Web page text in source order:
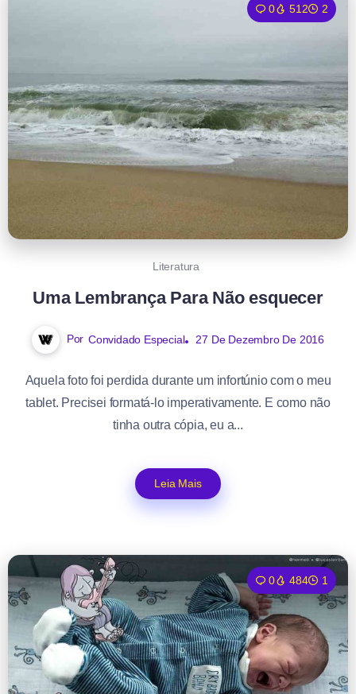
0 512 2
Literatura
Uma Lembrança Para Não esquecer
Por Convidado Especial 27 De Dezembro De 2016
Aquela foto foi perdida durante um infortúnio com o meu
tablet. Precisei formatá-lo imperativamente. E como não
tinha outra cópia, eu a...
Leia Mais
0 484 1